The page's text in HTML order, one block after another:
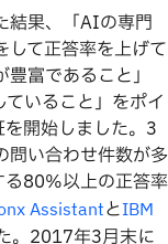
結果、「AIの専門
して正答率を上げて
富であること」
ていること」をポイ
開始しました。3
問い合わせ件数が多
る80%以上の正答率
AssistantとIBM
。2017年3月末に